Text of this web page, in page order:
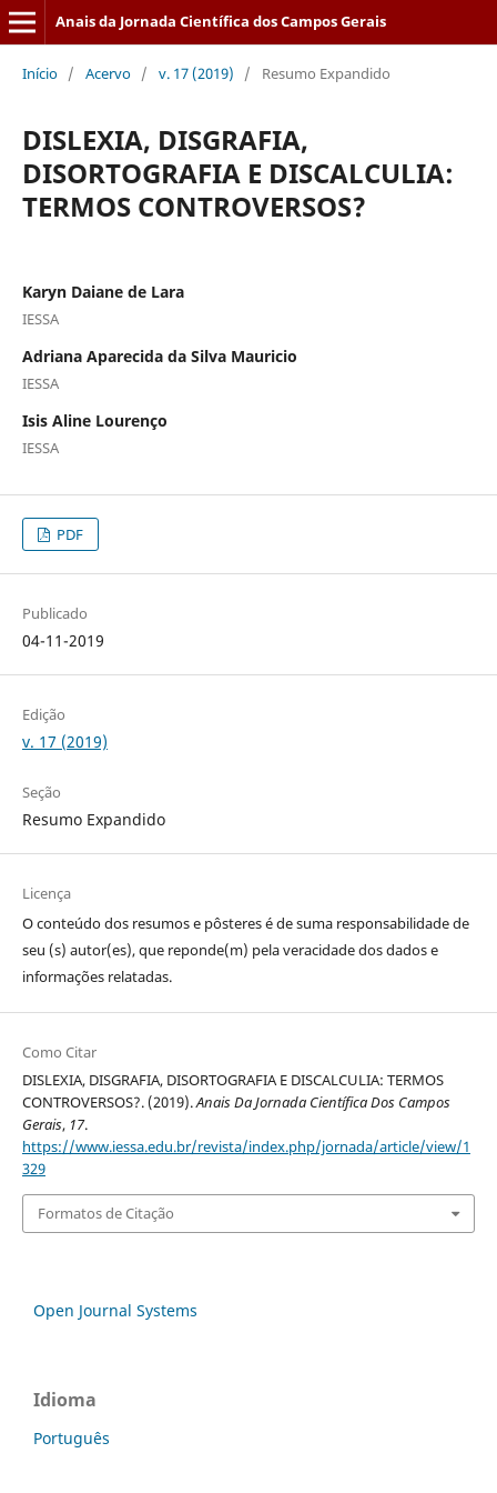
Anais da Jornada Científica dos Campos Gerais
Início / Acervo / v. 17 (2019) / Resumo Expandido
DISLEXIA, DISGRAFIA,
DISORTOGRAFIA E DISCALCULIA:
TERMOS CONTROVERSOS?
Karyn Daiane de Lara
IESSA
Adriana Aparecida da Silva Mauricio
IESSA
Isis Aline Lourenço
IESSA
PDF
Publicado
04-11-2019
Edição
v. 17 (2019)
Seção
Resumo Expandido
Licença
O conteúdo dos resumos e pôsteres é de suma responsabilidade de
seu (s) autor(es), que reponde(m) pela veracidade dos dados e
informações relatadas.
Como Citar
DISLEXIA, DISGRAFIA, DISORTOGRAFIA E DISCALCULIA: TERMOS
CONTROVERSOS?. (2019).Anais Da Jornada Científica Dos Campos
Gerais, 17.
https://www.iessa.edu.br/revista/index.php/jornada/article/view/1
329
Formatos de Citação
Open Journal Systems
Idioma
Português